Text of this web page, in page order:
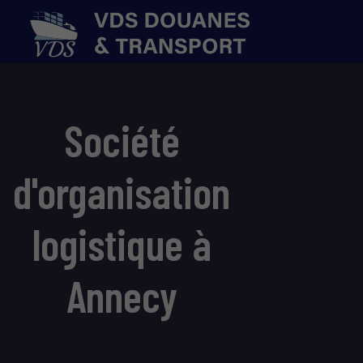
Société
d'organisation
logistique à
Annecy